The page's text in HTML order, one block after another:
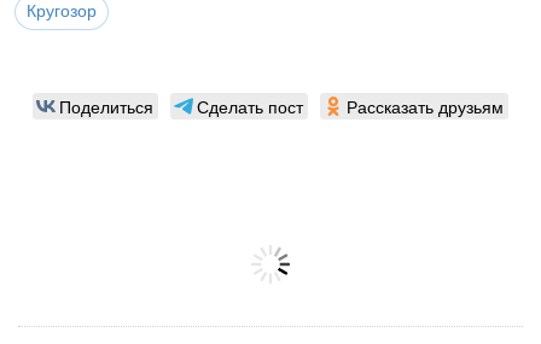
Кругозор
Поделиться Сделать пост Рассказать друзьям